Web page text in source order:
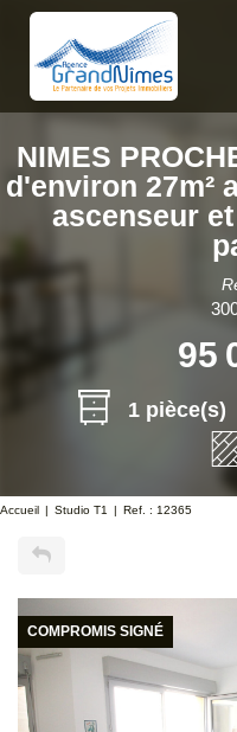
NIMES
d'environ 27m²
ascenseur
95
1 pièce(s)
Accueil Studio T1 Ref. : 12365
COMPROMIS SIGNÉ